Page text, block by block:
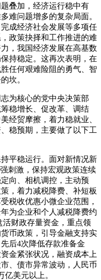
叠加，经济运行稳中有
难问题增多的复杂局面。
成经济社会发展等多项任
政策抉择和工作推进的难
，我国经济发展在高基数
持稳定。这再次表明，在
任何艰难险阻的勇气、智
坎。
为核心的党中央决策部
稳增长、促改革、调结
经贸摩擦，着力稳就业、
稳预期，主要做了以下工
平稳运行。面对新情况新
刺激，保持宏观政策连续
向、相机调控，主动预
，着力减税降费、补短板
税收优惠小微企业范围，
为企业和个人减税降费约
活财政存量资金，重点领
币政策，引导金融支持实
后4次降低存款准备金
金紧张状况，融资成本上
、债市异常波动，人民币
美元以上。